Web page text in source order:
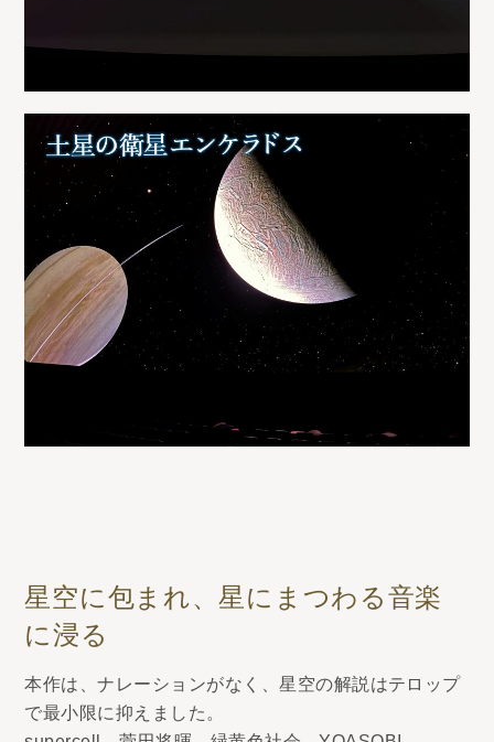
星空に包まれ、星にまつわる音楽
に浸る
本作は、ナレーションがなく、星空の解説はテロップ
で最小限に抑えました。